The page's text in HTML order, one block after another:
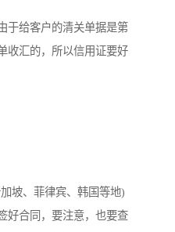
于给客户的清关单据是第
收汇的，所以信用证要好
坡、菲律宾、韩国等地)
好合同，要注意，也要查